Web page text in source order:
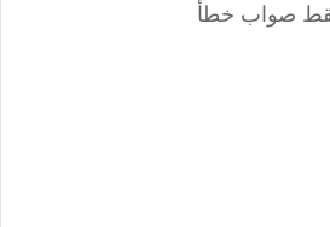
صواب خطأ